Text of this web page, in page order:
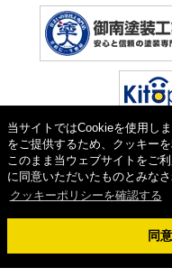
当サイトではCookieを使用し
をご提供するため、クッキーを
このまま当ウェブサイトをご
に同意いただいたものとみなさ
クッキーポリシーを確認する
同
Copyright © 2026 塗り